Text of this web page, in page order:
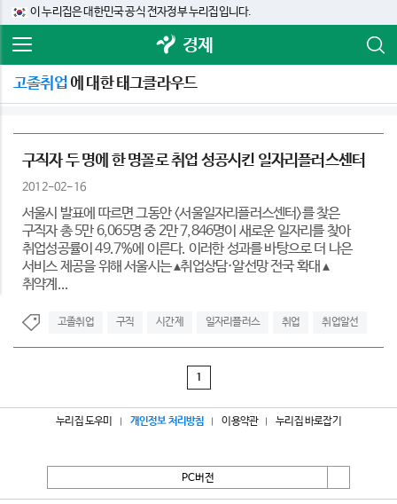
이 누리집은 대한민국 공식 전자정부 누리집입니다.
경제
고졸취업에 대한 태그클라우드
구직자 두 명에 한 명꼴로 취업 성공시킨 일자리플러스센터
2012-02-16
서울시 발표에 따르면 그동안 <서울일자리플러스센터>를 찾은
구직자 총 5만 6,065명 중 2만 7,846명이 새로운 일자리를 찾아
취업성공률이 49.7%에 이른다. 이러한 성과를 바탕으로 더 나은
서비스 제공을 위해 서울시는 ▴취업상담·알선망 전국 확대 ▴
취약계...
고졸취업 구직 시간제 일자리플러스 취업 취업알선
1
누리집 도우미 개인정보 처리방침 이용약관 누리집 바로잡기
PC버전